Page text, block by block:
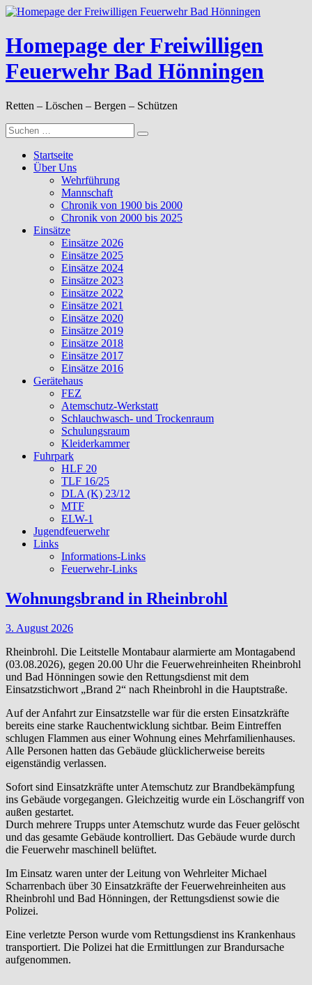
Zum
springen
Homepage der Freiwilligen
Feuerwehr Bad Hönningen
Retten – Löschen – Bergen – Schützen
Suche
nach:
Startseite
Über Uns
Wehrführung
Mannschaft
Chronik von 1900 bis 2000
Chronik von 2000 bis 2025
Einsätze
Einsätze 2026
Einsätze 2025
Einsätze 2024
Einsätze 2023
Einsätze 2022
Einsätze 2021
Einsätze 2020
Einsätze 2019
Einsätze 2018
Einsätze 2017
Einsätze 2016
Gerätehaus
FEZ
Atemschutz-Werkstatt
Schlauchwasch- und Trockenraum
Schulungsraum
Kleiderkammer
Fuhrpark
HLF 20
TLF 16/25
DLA (K) 23/12
MTF
ELW-1
Jugendfeuerwehr
Links
Informations-Links
Feuerwehr-Links
Wohnungsbrand in Rheinbrohl
3. August 2026
Rheinbrohl. Die Leitstelle Montabaur alarmierte am Montagabend
(03.08.2026), gegen 20.00 Uhr die Feuerwehreinheiten Rheinbrohl
und Bad Hönningen sowie den Rettungsdienst mit dem
Einsatzstichwort „Brand 2“ nach Rheinbrohl in die Hauptstraße.
Auf der Anfahrt zur Einsatzstelle war für die ersten Einsatzkräfte
bereits eine starke Rauchentwicklung sichtbar. Beim Eintreffen
schlugen Flammen aus einer Wohnung eines Mehrfamilienhauses.
Alle Personen hatten das Gebäude glücklicherweise bereits
eigenständig verlassen.
Sofort sind Einsatzkräfte unter Atemschutz zur Brandbekämpfung
ins Gebäude vorgegangen. Gleichzeitig wurde ein Löschangriff von
außen gestartet.
Durch mehrere Trupps unter Atemschutz wurde das Feuer gelöscht
und das gesamte Gebäude kontrolliert. Das Gebäude wurde durch
die Feuerwehr maschinell belüftet.
Im Einsatz waren unter der Leitung von Wehrleiter Michael
Scharrenbach über 30 Einsatzkräfte der Feuerwehreinheiten aus
Rheinbrohl und Bad Hönningen, der Rettungsdienst sowie die
Polizei.
Eine verletzte Person wurde vom Rettungsdienst ins Krankenhaus
transportiert. Die Polizei hat die Ermittlungen zur Brandursache
aufgenommen.